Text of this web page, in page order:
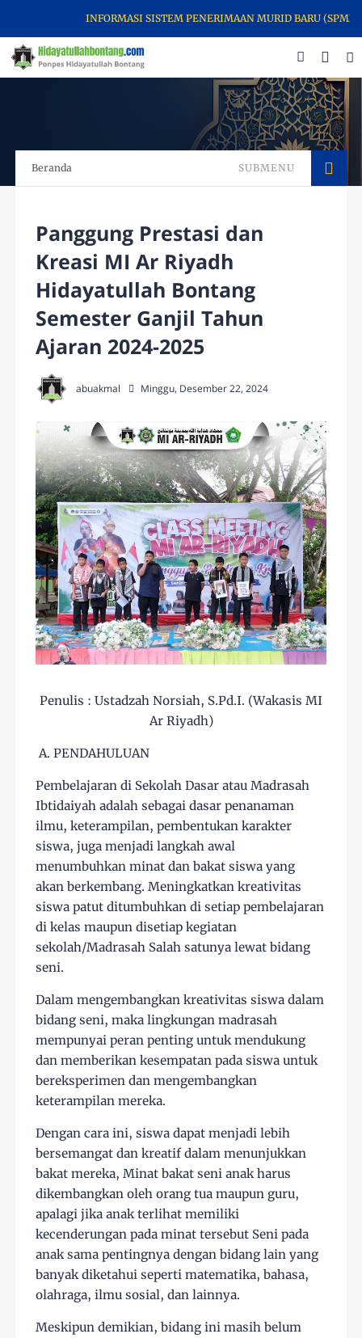
INFORMASI SISTEM PENERIMAAN MURID BARU (SPMB)
Beranda SUBMENU
Panggung Prestasi dan
Kreasi MI Ar Riyadh
Hidayatullah Bontang
Semester Ganjil Tahun
Ajaran 2024-2025
abuakmal Minggu, Desember 22, 2024
Penulis : Ustadzah Norsiah, S.Pd.I. (Wakasis MI
Ar Riyadh)
A. PENDAHULUAN
Pembelajaran di Sekolah Dasar atau Madrasah
Ibtidaiyah adalah sebagai dasar penanaman
ilmu, keterampilan, pembentukan karakter
siswa, juga menjadi langkah awal
menumbuhkan minat dan bakat siswa yang
akan berkembang. Meningkatkan kreativitas
siswa patut ditumbuhkan di setiap pembelajaran
di kelas maupun disetiap kegiatan
sekolah/Madrasah Salah satunya lewat bidang
seni.
Dalam mengembangkan kreativitas siswa dalam
bidang seni, maka lingkungan madrasah
mempunyai peran penting untuk mendukung
dan memberikan kesempatan pada siswa untuk
bereksperimen dan mengembangkan
keterampilan mereka.
Dengan cara ini, siswa dapat menjadi lebih
bersemangat dan kreatif dalam menunjukkan
bakat mereka, Minat bakat seni anak harus
dikembangkan oleh orang tua maupun guru,
apalagi jika anak terlihat memiliki
kecenderungan pada minat tersebut Seni pada
anak sama pentingnya dengan bidang lain yang
banyak diketahui seperti matematika, bahasa,
olahraga, ilmu sosial, dan lainnya.
Meskipun demikian, bidang ini masih belum